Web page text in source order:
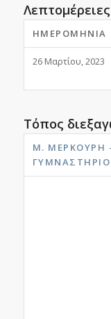
Λεπτομέρειες
ΗΜΕΡΟΜΗΝΊΑ
26 Μαρτίου, 2023
Τόπος
Μ. ΜΕΡΚΟΎΡΗ